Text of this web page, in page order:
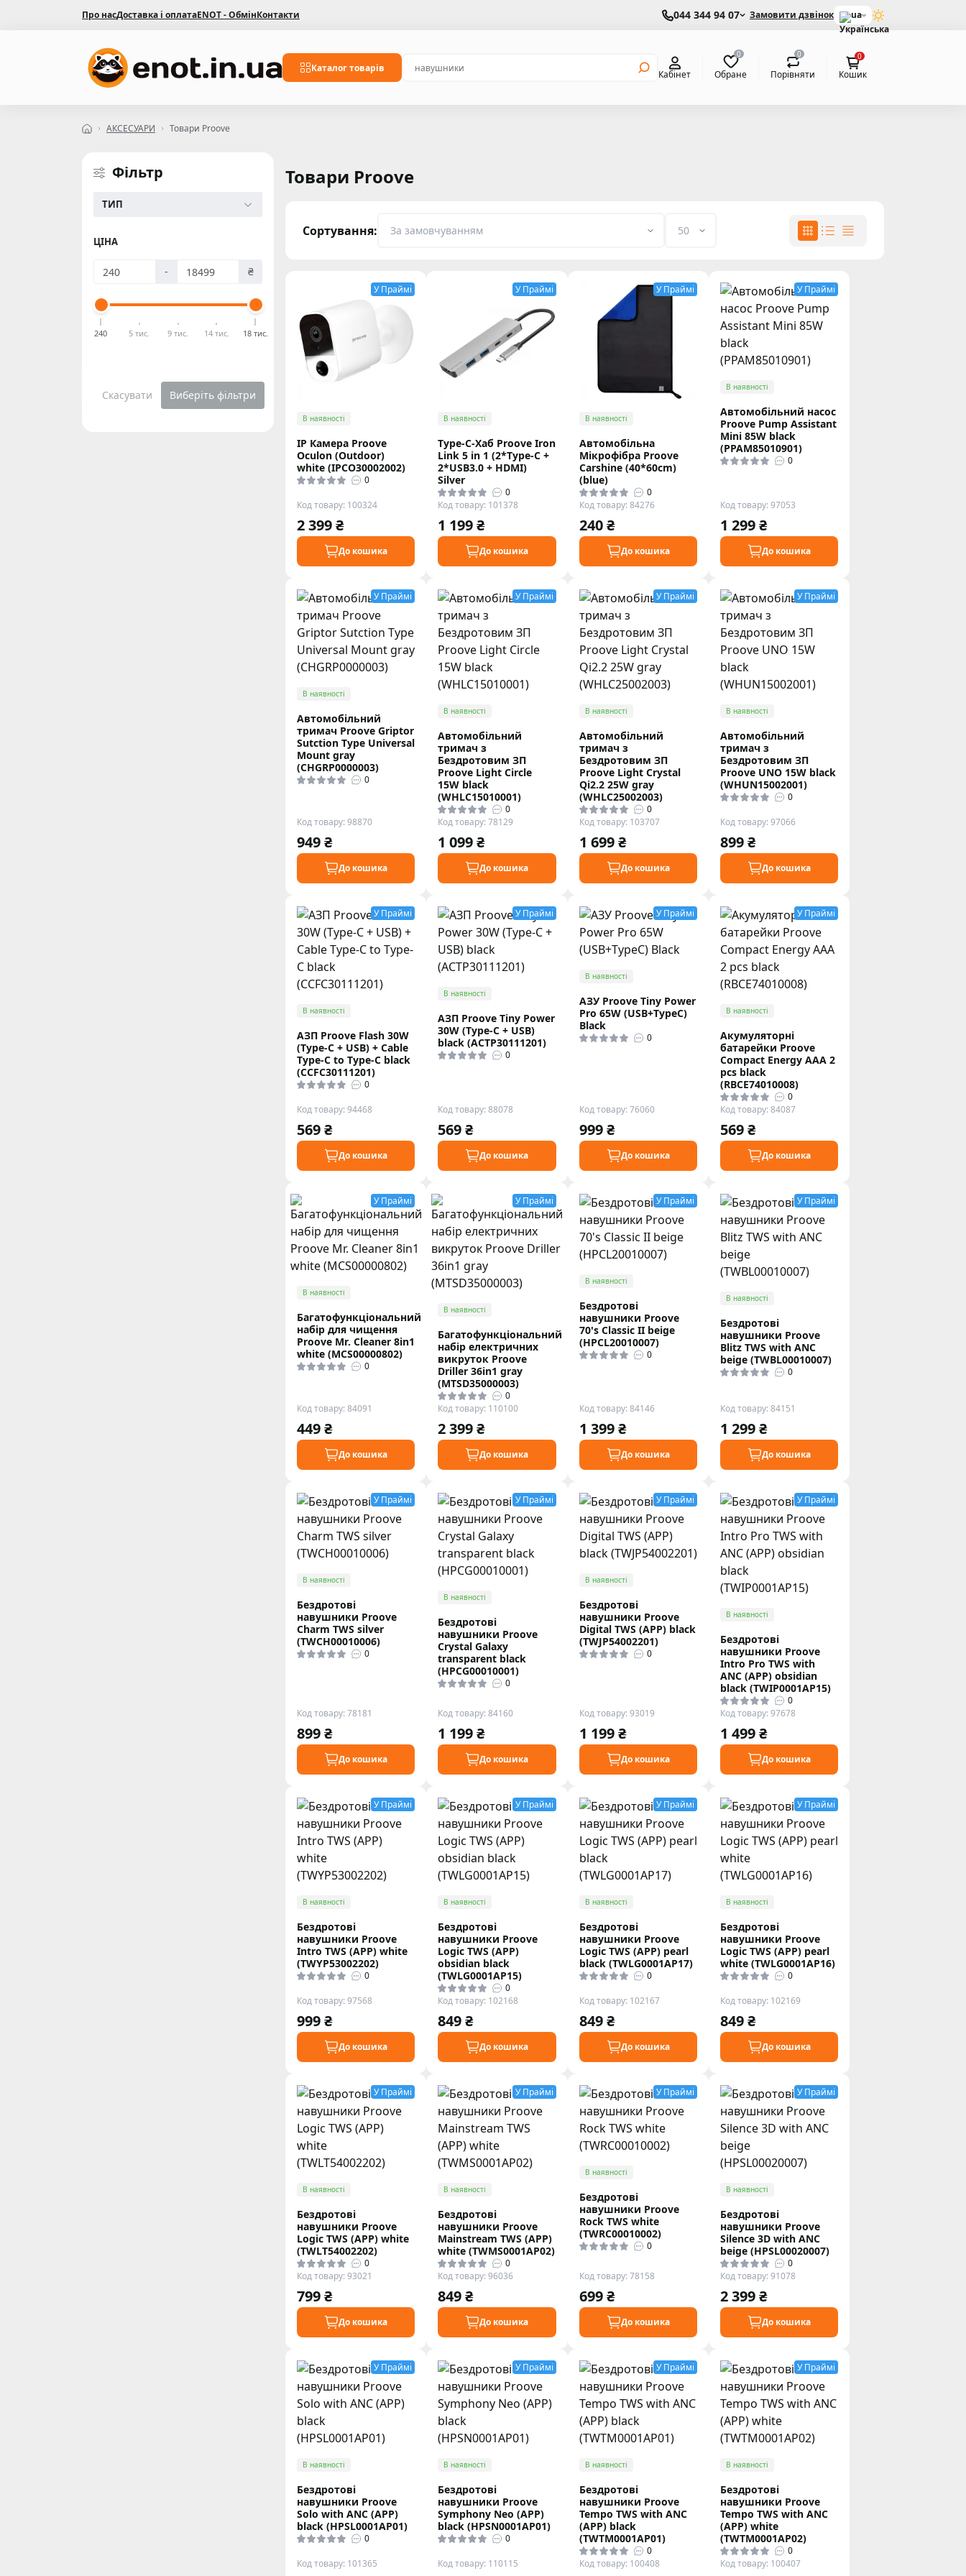
Про насДоставка і оплатаENOT - ОбмінКонтакти 044 344 94 07 Замовити дзвінок ua
Каталог товарів
Кабінет
0
Обране
0
Порівняти
0
Кошик
АКСЕСУАРИ Товари Proove
Фільтр
ТИП
ЦІНА
- ₴
240 5 тис. 9 тис. 14 тис. 18 тис.
Скасувати Виберіть фільтри
Товари Proove
Сортування:
У Праймі
В наявності
IP Камера Proove
Oculon (Outdoor)
white (IPCO30002002)
0
Код товару: 100324
2 399 ₴
До кошика
У Праймі
В наявності
Type-C-Хаб Proove Iron
Link 5 in 1 (2*Type-C +
2*USB3.0 + HDMI)
Silver
0
Код товару: 101378
1 199 ₴
До кошика
У Праймі
В наявності
Автомобільна
Мікрофiбра Proove
Carshine (40*60cm)
(blue)
0
Код товару: 84276
240 ₴
До кошика
У Праймі
В наявності
Автомобільний насос
Proove Pump Assistant
Mini 85W black
(PPAM85010901)
0
Код товару: 97053
1 299 ₴
До кошика
У Праймі
В наявності
Автомобільний
тримач Proove Griptor
Sutction Type Universal
Mount gray
(CHGRP0000003)
0
Код товару: 98870
949 ₴
До кошика
У Праймі
В наявності
Автомобільний
тримач з
Бездротовим ЗП
Proove Light Circle
15W black
(WHLC15010001)
0
Код товару: 78129
1 099 ₴
До кошика
У Праймі
В наявності
Автомобільний
тримач з
Бездротовим ЗП
Proove Light Crystal
Qi2.2 25W gray
(WHLC25002003)
0
Код товару: 103707
1 699 ₴
До кошика
У Праймі
В наявності
Автомобільний
тримач з
Бездротовим ЗП
Proove UNO 15W black
(WHUN15002001)
0
Код товару: 97066
899 ₴
До кошика
У Праймі
В наявності
АЗП Proove Flash 30W
(Type-C + USB) + Cable
Type-C to Type-C black
(CCFC30111201)
0
Код товару: 94468
569 ₴
До кошика
У Праймі
В наявності
АЗП Proove Tiny Power
30W (Type-C + USB)
black (ACTP30111201)
0
Код товару: 88078
569 ₴
До кошика
У Праймі
В наявності
АЗУ Proove Tiny Power
Pro 65W (USB+TypeC)
Black
0
Код товару: 76060
999 ₴
До кошика
У Праймі
В наявності
Акумуляторні
батарейки Proove
Compact Energy AAA 2
pcs black
(RBCE74010008)
0
Код товару: 84087
569 ₴
До кошика
У Праймі
В наявності
Багатофункціональний
набір для чищення
Proove Mr. Cleaner 8in1
white (MCS00000802)
0
Код товару: 84091
449 ₴
До кошика
У Праймі
В наявності
Багатофункціональний
набір електричних
викруток Proove
Driller 36in1 gray
(MTSD35000003)
0
Код товару: 110100
2 399 ₴
До кошика
У Праймі
В наявності
Бездротові
навушники Proove
70's Classic II beige
(HPCL20010007)
0
Код товару: 84146
1 399 ₴
До кошика
У Праймі
В наявності
Бездротові
навушники Proove
Blitz TWS with ANC
beige (TWBL00010007)
0
Код товару: 84151
1 299 ₴
До кошика
У Праймі
В наявності
Бездротові
навушники Proove
Charm TWS silver
(TWCH00010006)
0
Код товару: 78181
899 ₴
До кошика
У Праймі
В наявності
Бездротові
навушники Proove
Crystal Galaxy
transparent black
(HPCG00010001)
0
Код товару: 84160
1 199 ₴
До кошика
У Праймі
В наявності
Бездротові
навушники Proove
Digital TWS (APP) black
(TWJP54002201)
0
Код товару: 93019
1 199 ₴
До кошика
У Праймі
В наявності
Бездротові
навушники Proove
Intro Pro TWS with
ANC (APP) obsidian
black (TWIP0001AP15)
0
Код товару: 97678
1 499 ₴
До кошика
У Праймі
В наявності
Бездротові
навушники Proove
Intro TWS (APP) white
(TWYP53002202)
0
Код товару: 97568
999 ₴
До кошика
У Праймі
В наявності
Бездротові
навушники Proove
Logic TWS (APP)
obsidian black
(TWLG0001AP15)
0
Код товару: 102168
849 ₴
До кошика
У Праймі
В наявності
Бездротові
навушники Proove
Logic TWS (APP) pearl
black (TWLG0001AP17)
0
Код товару: 102167
849 ₴
До кошика
У Праймі
В наявності
Бездротові
навушники Proove
Logic TWS (APP) pearl
white (TWLG0001AP16)
0
Код товару: 102169
849 ₴
До кошика
У Праймі
В наявності
Бездротові
навушники Proove
Logic TWS (APP) white
(TWLT54002202)
0
Код товару: 93021
799 ₴
До кошика
У Праймі
В наявності
Бездротові
навушники Proove
Mainstream TWS (APP)
white (TWMS0001AP02)
0
Код товару: 96036
849 ₴
До кошика
У Праймі
В наявності
Бездротові
навушники Proove
Rock TWS white
(TWRC00010002)
0
Код товару: 78158
699 ₴
До кошика
У Праймі
В наявності
Бездротові
навушники Proove
Silence 3D with ANC
beige (HPSL00020007)
0
Код товару: 91078
2 399 ₴
До кошика
У Праймі
В наявності
Бездротові
навушники Proove
Solo with ANC (APP)
black (HPSL0001AP01)
0
Код товару: 101365
У Праймі
В наявності
Бездротові
навушники Proove
Symphony Neo (APP)
black (HPSN0001AP01)
0
Код товару: 110115
У Праймі
В наявності
Бездротові
навушники Proove
Tempo TWS with ANC
(APP) black
(TWTM0001AP01)
0
Код товару: 100408
У Праймі
В наявності
Бездротові
навушники Proove
Tempo TWS with ANC
(APP) white
(TWTM0001AP02)
0
Код товару: 100407